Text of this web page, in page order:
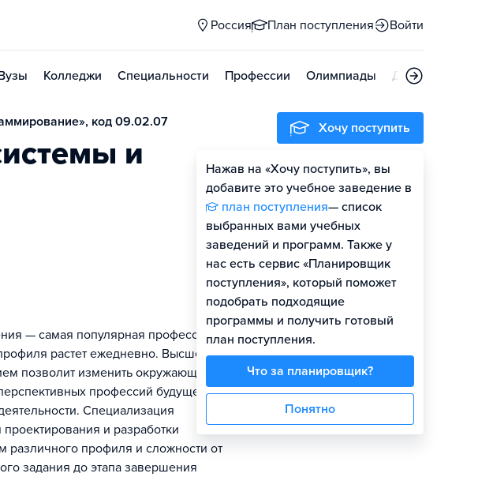
Россия План поступления Войти
Колледжи Специальности Профессии Олимпиады Дни открытых
код 09.02.07
и
— самая популярная профессия
растет ежедневно. Высшее
позволит изменить окружающий
профессий будущего,
Специализация
и разработки
различного профиля и сложности от
задания до этапа завершения
Хочу поступить
Нажав на «Хочу поступить», вы
добавите это учебное заведение в
план поступления— список
выбранных вами учебных
заведений и программ. Также у
нас есть сервис «Планировщик
поступления», который поможет
подобрать подходящие
программы и получить готовый
план поступления.
Что за планировщик?
Понятно